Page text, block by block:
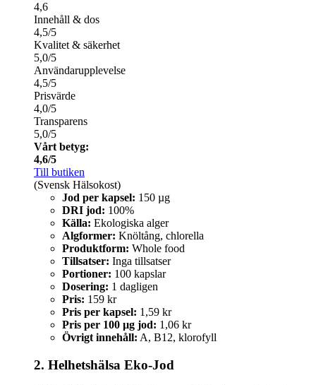
4,6
Innehåll & dos
4,5/5
Kvalitet & säkerhet
5,0/5
Användarupplevelse
4,5/5
Prisvärde
4,0/5
Transparens
5,0/5
Vårt betyg:
4,6/5
Till butiken
(Svensk Hälsokost)
Jod per kapsel: 150 µg
DRI jod: 100%
Källa: Ekologiska alger
Algformer: Knöltång, chlorella
Produktform: Whole food
Tillsatser: Inga tillsatser
Portioner: 100 kapslar
Dosering: 1 dagligen
Pris: 159 kr
Pris per kapsel: 1,59 kr
Pris per 100 µg jod: 1,06 kr
Övrigt innehåll: A, B12, klorofyll
2. Helhetshälsa Eko-Jod